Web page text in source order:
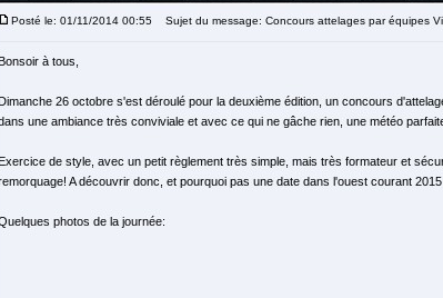
Posté le: 01/11/2014 00:55 Sujet du message: Concours attelages par équipes
à tous,
26 octobre s'est déroulé pour la deuxième édition, un concours
une ambiance très conviviale et avec ce qui ne gâche rien, une météo
de style, avec un petit règlement très simple, mais très formateur et
A découvrir donc, et pourquoi pas une date dans l'ouest courant 2015
photos de la journée: